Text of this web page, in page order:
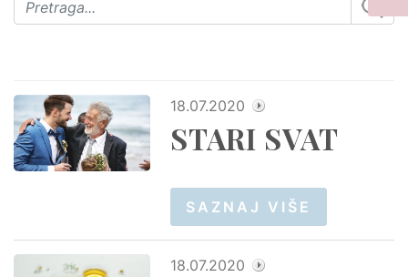
18.07.2020
STARI SVAT
SAZNAJ VIŠE
18.07.2020